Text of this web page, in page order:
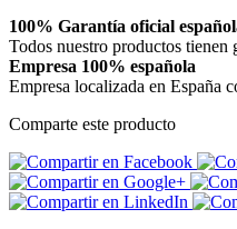
100% Garantía oficial
Todos nuestro productos tienen
Empresa 100% española
Empresa localizada en España
Comparte este producto